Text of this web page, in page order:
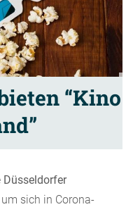
“Kino
Düsseldorfer
sich in Corona-